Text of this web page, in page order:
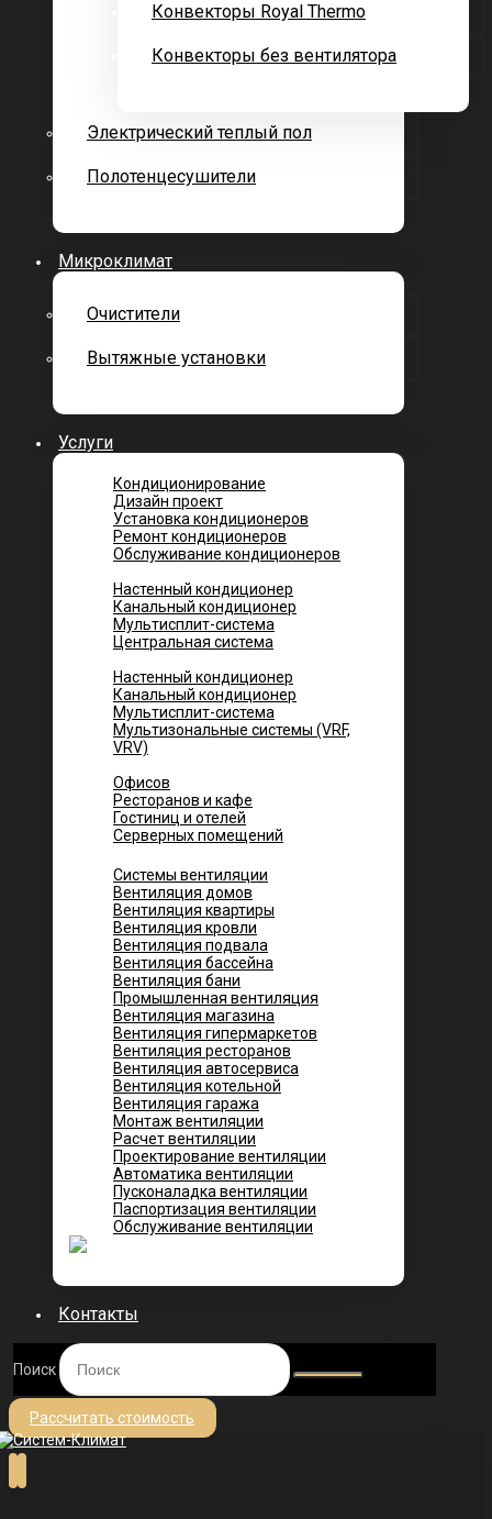
Конвекторы Royal Thermo
Конвекторы без вентилятора
Электрический теплый пол
Полотенцесушители
Микроклимат
Очистители
Вытяжные установки
Услуги
Кондиционирование
Дизайн проект
Установка кондиционеров
Ремонт кондиционеров
Обслуживание кондиционеров
Настенный кондиционер
Канальный кондиционер
Мультисплит-система
Центральная система
Настенный кондиционер
Канальный кондиционер
Мультисплит-система
Мультизональные системы (VRF,
VRV)
Офисов
Ресторанов и кафе
Гостиниц и отелей
Серверных помещений
Системы вентиляции
Вентиляция домов
Вентиляция квартиры
Вентиляция кровли
Вентиляция подвала
Вентиляция бассейна
Вентиляция бани
Промышленная вентиляция
Вентиляция магазина
Вентиляция гипермаркетов
Вентиляция ресторанов
Вентиляция автосервиса
Вентиляция котельной
Вентиляция гаража
Монтаж вентиляции
Расчет вентиляции
Проектирование вентиляции
Автоматика вентиляции
Пусконаладка вентиляции
Паспортизация вентиляции
Обслуживание вентиляции
Контакты
Поиск
Рассчитать стоимость